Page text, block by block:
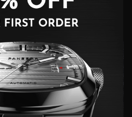
tale, alcuni dei punti di
emergono davvero.